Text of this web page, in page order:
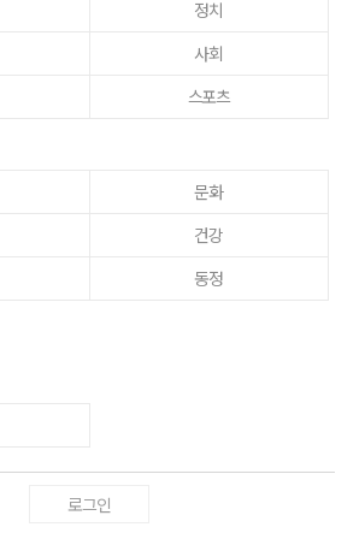
정치
사회
스포츠
문화
건강
동정
로그인